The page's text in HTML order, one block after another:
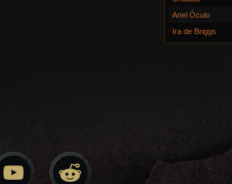
Anel Óculo
Ira de Briggs